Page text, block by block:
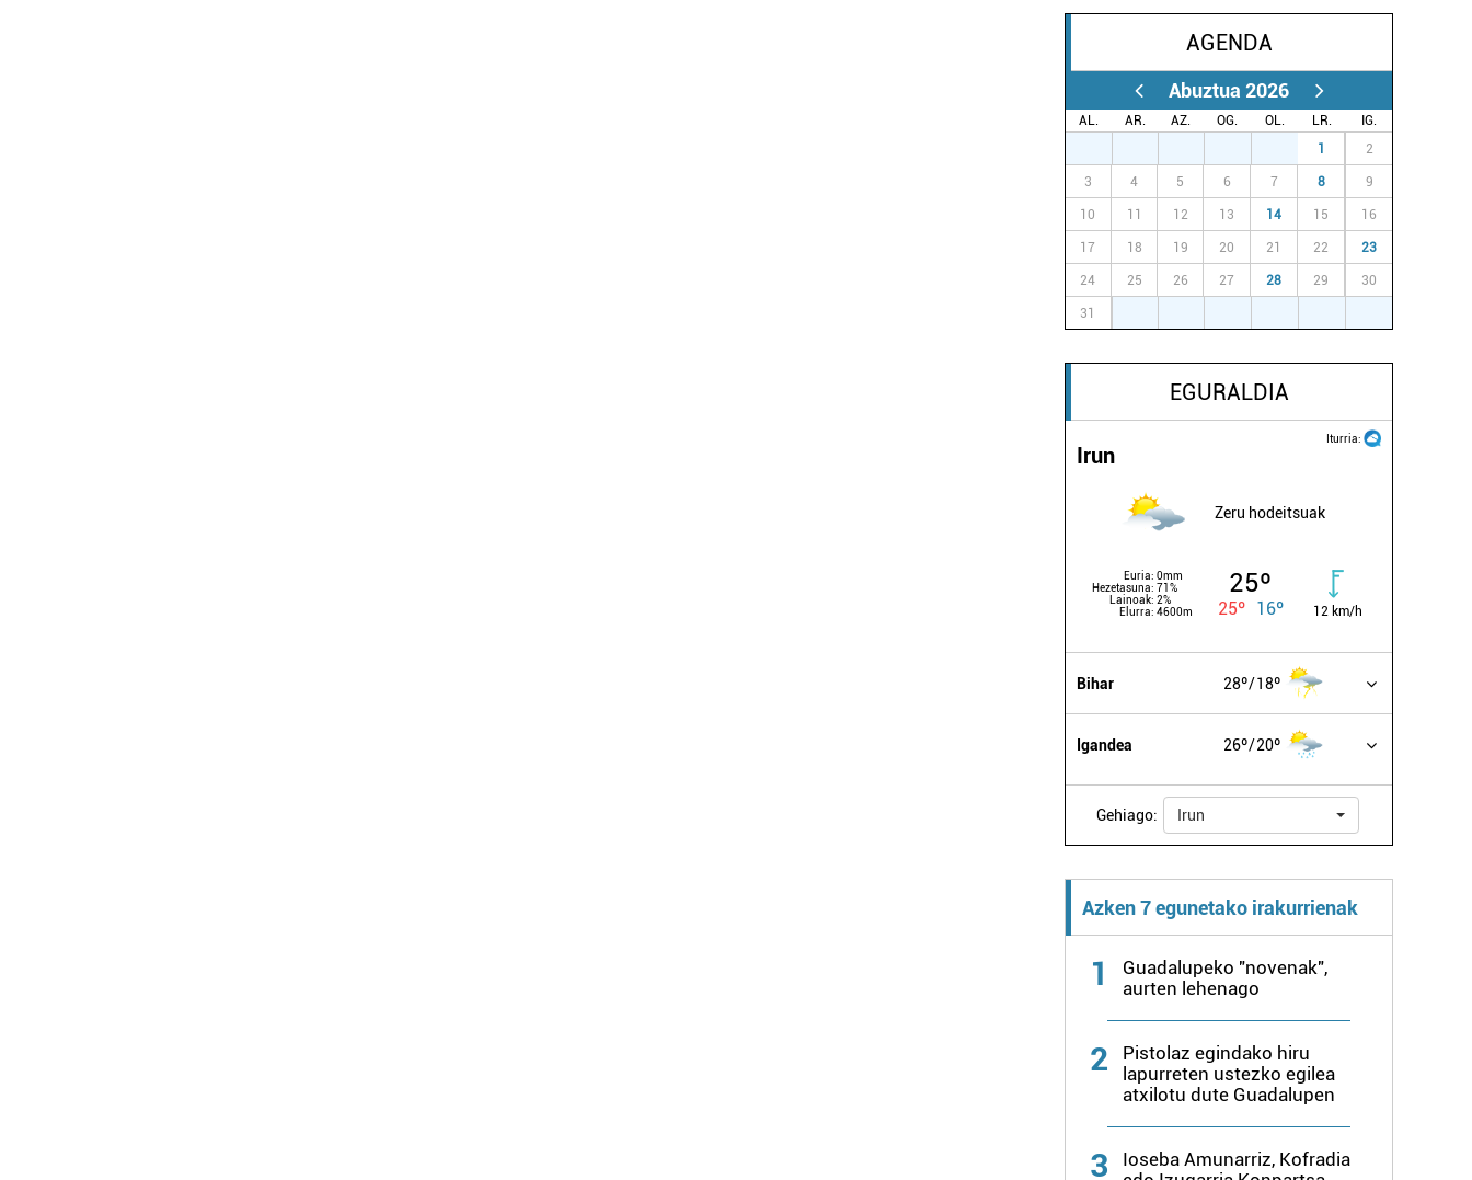
AGENDA
Abuztua 2026
AL. AR. AZ. OG. OL. LR.
IG.
1 2
3 4 5 6 7 8 9
10 11 12 13 14 15 16
17 18 19 20 21 22 23
24 25 26 27 28 29 30
31
EGURALDIA
Iturria:
Irun
Zeru hodeitsuak
Euria: 0mm
Hezetasuna: 71%
Lainoak: 2%
Elurra: 4600m
25º
25º 16º 12 km/h
Bihar 28º 18º
Igandea 26º 20º
Gehiago: Irun
Azken 7 egunetako irakurrienak
1
Guadalupeko "novenak",
aurten lehenago
2
Pistolaz egindako hiru
lapurreten ustezko egilea
atxilotu dute Guadalupen
3
Ioseba Amunarriz, Kofradia